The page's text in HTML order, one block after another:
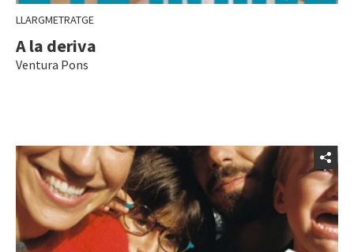
LLARGMETRATGE
A la deriva
Ventura Pons